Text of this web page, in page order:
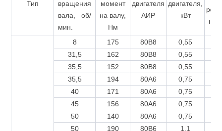
Тип
вращения
вала, об/
мин.
момент
на валу,
Нм
двигателя
АИР
двигателя,
кВт
не
8 175 80B8 0,55
31,5
162 80B8 0,55
35,5
152 80B8 0,55
35,5
194 80A6 0,75
40
171 80A6 0,75
45
156 80A6 0,75
50
140 80A6 0,75
50
190 80B6 1,1